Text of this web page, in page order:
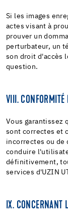
Si les images
actes visant à
prouver un
perturbateur, un
son droit d'accès
question.
VIII. CONFORMITÉ
Vous garantissez
sont correctes et
incorrectes ou de
conduire
définitivement,
services d'UZIN
IX. CONCERNANT